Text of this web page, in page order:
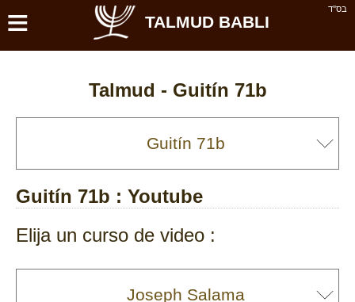
בס''ד ≡ TALMUD BABLI
Talmud - Guitín 71b
Guitín 71b : Youtube
Elija un curso de video :